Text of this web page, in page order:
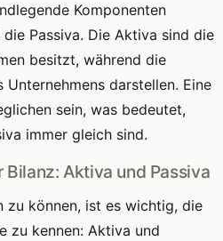
Komponenten
Passiva. Die Aktiva sind die
besitzt, während die
Unternehmens darstellen. Eine
sein, was bedeutet,
immer gleich sind.
Bilanz: Aktiva und Passiva
zu können, ist es wichtig, die
zu kennen: Aktiva und